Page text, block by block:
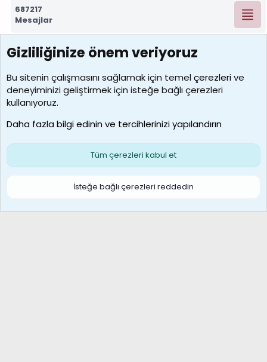
687217
Mesajlar
7388
Kullanıcılar
borabekirogluu
Son üye
Çerezler
S
Gizliliğinize önem veriyoruz
Bu sitenin çalışmasını sağlamak için temelçerezlerive
deneyiminizi geliştirmek için isteğe bağlı çerezleri
kullanıyoruz.
Daha fazla bilgi edinin ve tercihlerinizi yapılandırın
Tüm çerezleri kabul et
İsteğe bağlı çerezleri reddedin